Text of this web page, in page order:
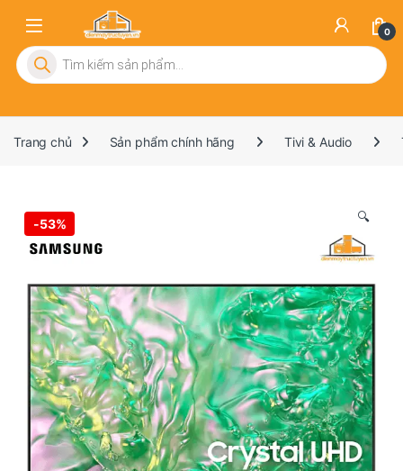
0
Tìm kiếm sản phẩm
Trang chủ Sản phẩm chính hãng Tivi & Audio
-53% 🔍